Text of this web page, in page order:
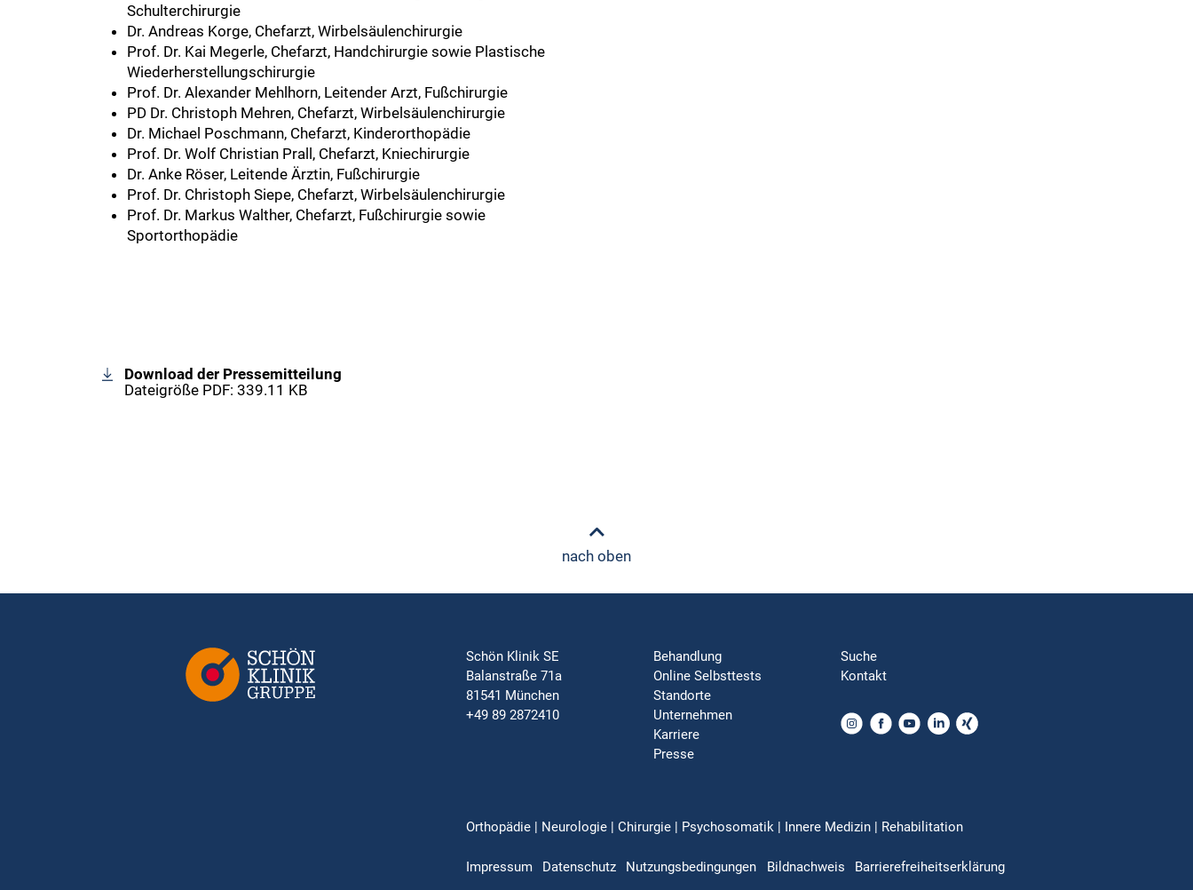
Schulterchirurgie
Dr. Andreas Korge, Chefarzt, Wirbelsäulenchirurgie
Prof. Dr. Kai Megerle, Chefarzt, Handchirurgie sowie Plastische
Wiederherstellungschirurgie
Prof. Dr. Alexander Mehlhorn, Leitender Arzt, Fußchirurgie
PD Dr. Christoph Mehren, Chefarzt, Wirbelsäulenchirurgie
Dr. Michael Poschmann, Chefarzt, Kinderorthopädie
Prof. Dr. Wolf Christian Prall, Chefarzt, Kniechirurgie
Dr. Anke Röser, Leitende Ärztin, Fußchirurgie
Prof. Dr. Christoph Siepe, Chefarzt, Wirbelsäulenchirurgie
Prof. Dr. Markus Walther, Chefarzt, Fußchirurgie sowie
Sportorthopädie
Download der Pressemitteilung
Dateigröße PDF: 339.11 KB
nach oben
Schön Klinik SE
Balanstraße 71a
81541 München
+49 89 2872410
Behandlung
Online Selbsttests
Standorte
Unternehmen
Karriere
Presse
Suche
Kontakt
Orthopädie | Neurologie | Chirurgie | Psychosomatik | Innere Medizin | Rehabilitation
Impressum Datenschutz Nutzungsbedingungen Bildnachweis Barrierefreiheitserklärung